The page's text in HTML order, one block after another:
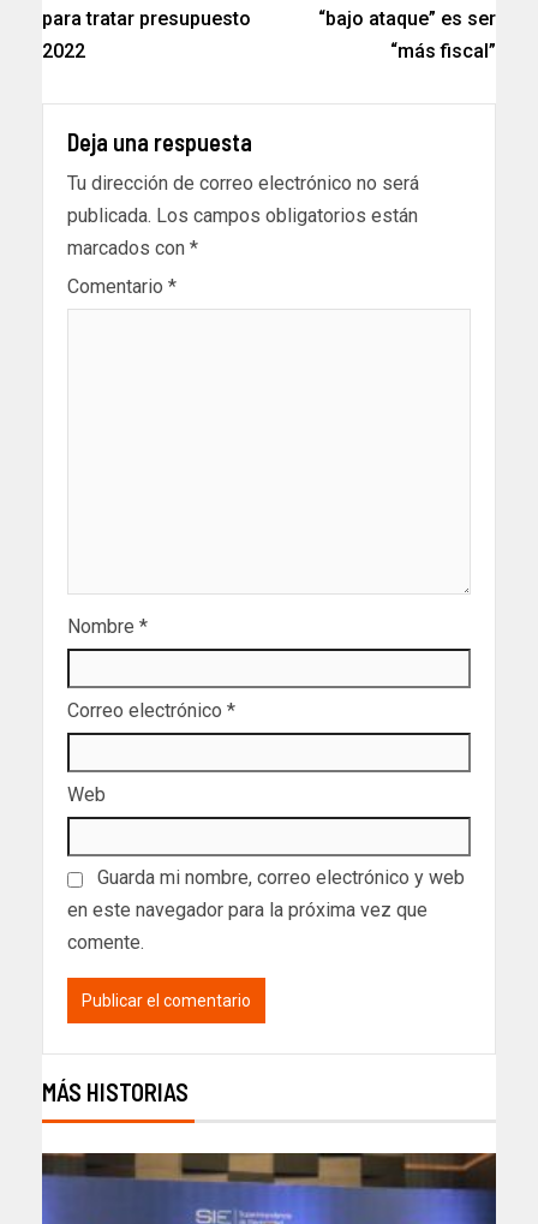
para tratar presupuesto
2022
“bajo ataque” es ser
“más fiscal”
Deja una respuesta
Tu dirección de correo electrónico no será
publicada. Los campos obligatorios están
marcados con *
Comentario *
Nombre *
Correo electrónico *
Web
Guarda mi nombre, correo electrónico y web
en este navegador para la próxima vez que
comente.
MÁS HISTORIAS